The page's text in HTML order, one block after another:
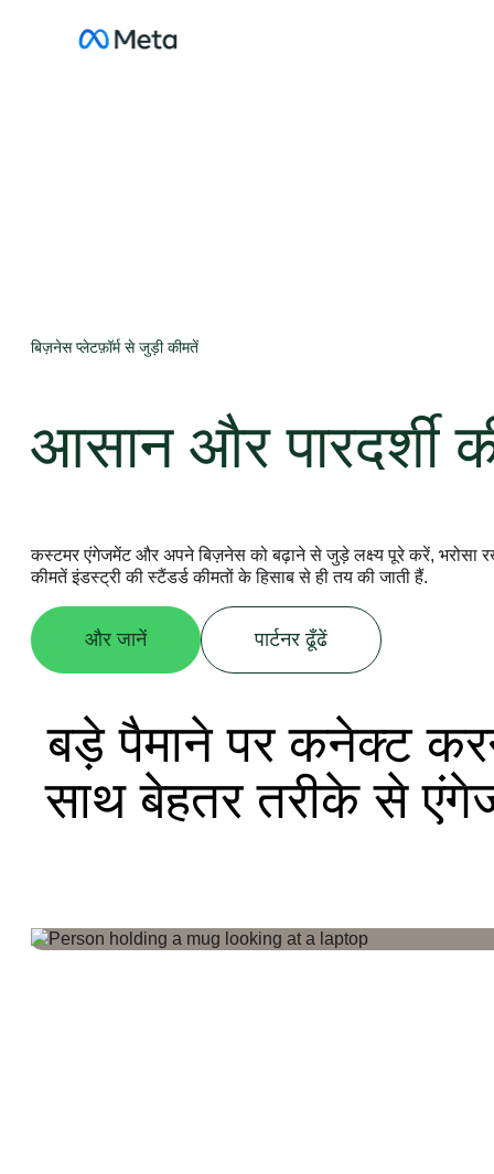
बिज़नेस प्लेटफ़ॉर्म से जुड़ी कीमतें
आसान और पारदर्शी
कस्टमर एंगेजमेंट और अपने बिज़नेस को बढ़ाने से जुड़े लक्ष्य पूरे करें, भरोसा
कीमतें इंडस्ट्री की स्टैंडर्ड कीमतों के हिसाब से ही तय की जाती हैं.
और जानें पार्टनर ढूँढें
बड़े पैमाने पर कनेक्ट
साथ बेहतर तरीके से